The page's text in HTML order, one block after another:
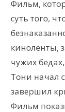
Фильм,
суть того,
киноленты,
чужих
Тони начал
завершил
Фильм